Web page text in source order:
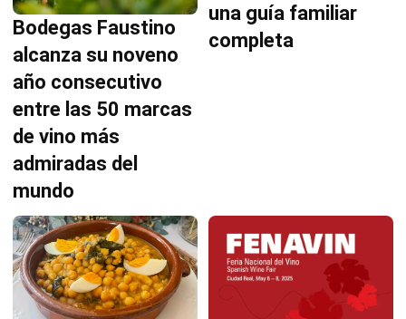
Bodegas Faustino
alcanza su noveno
año consecutivo
entre las 50 marcas
de vino más
admiradas del
mundo
una guía familiar
completa